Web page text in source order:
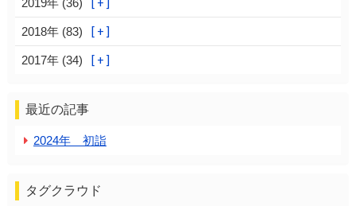
2019年 (36)
2018年 (83)
2017年 (34)
最近の記事
2024年 初詣
タグクラウド